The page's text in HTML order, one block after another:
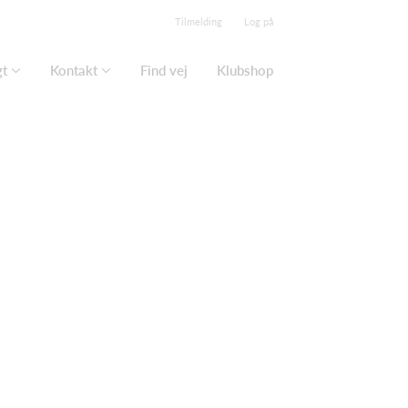
Tilmelding Log på
Kontakt Find vej Klubshop